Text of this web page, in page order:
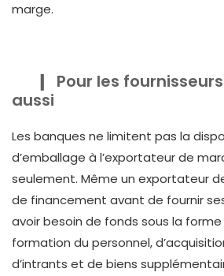
marge.
Pour les
aussi
Les banques ne limitent pas la
d’emballage à l’exportateur de
seulement. Même un exportateur
de financement avant de fournir
avoir besoin de fonds sous la
formation du personnel,
d’intrants et de biens